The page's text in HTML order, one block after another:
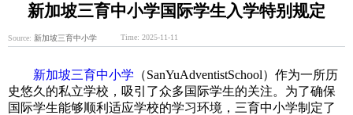
新加坡三育中小学国际学生入学特别规定
Source: 新加坡三育中小学 Time: 2025-11-11
新加坡三育中小学 （SanYuAdventistSchool）作为一所历
史悠久的私立学校，吸引了众多国际学生的关注。为了确保
国际学生能够顺利适应学校的学习环境，三育中小学制定了